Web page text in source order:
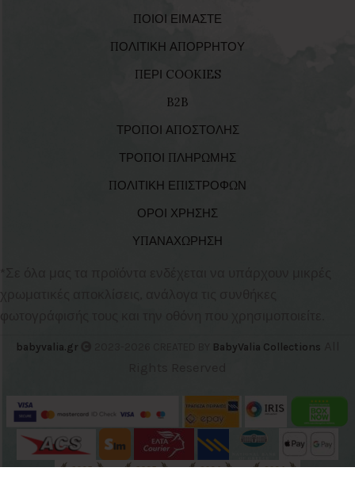
ΠΟΙΟΙ ΕΙΜΑΣΤΕ
ΠΟΛΙΤΙΚΗ ΑΠΟΡΡΗΤΟΥ
ΠΕΡΙ COOKIES
B2B
ΤΡΟΠΟΙ ΑΠΟΣΤΟΛΗΣ
ΤΡΟΠΟΙ ΠΛΗΡΩΜΗΣ
ΠΟΛΙΤΙΚΗ ΕΠΙΣΤΡΟΦΩΝ
ΟΡΟΙ ΧΡΗΣΗΣ
ΥΠΑΝΑΧΩΡΗΣΗ
χρωματικές αποκλίσεις, ανάλογα τις συνθήκες
φωτογράφισής τους και την οθόνη που χρησιμοποιείτε.
babyvalia.gr BabyValia Collections